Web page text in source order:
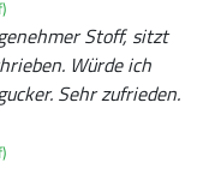
Stoff, sitzt
Würde ich
Sehr zufrieden.